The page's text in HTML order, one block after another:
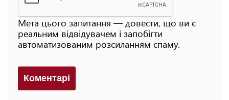
Мета цього запитання — довести, що ви є
реальним відвідувачем і запобігти
автоматизованим розсиланням спаму.
Коментарi